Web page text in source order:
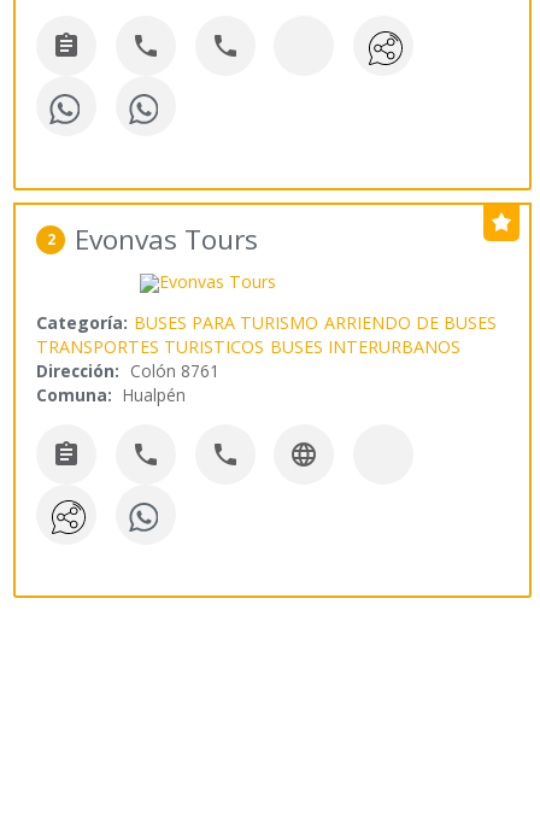
  
2 Evonvas Tours
Categoría: BUSES PARA TURISMO ARRIENDO DE BUSES
TRANSPORTES TURISTICOS BUSES INTERURBANOS
Dirección: Colón 8761
Comuna: Hualpén
   